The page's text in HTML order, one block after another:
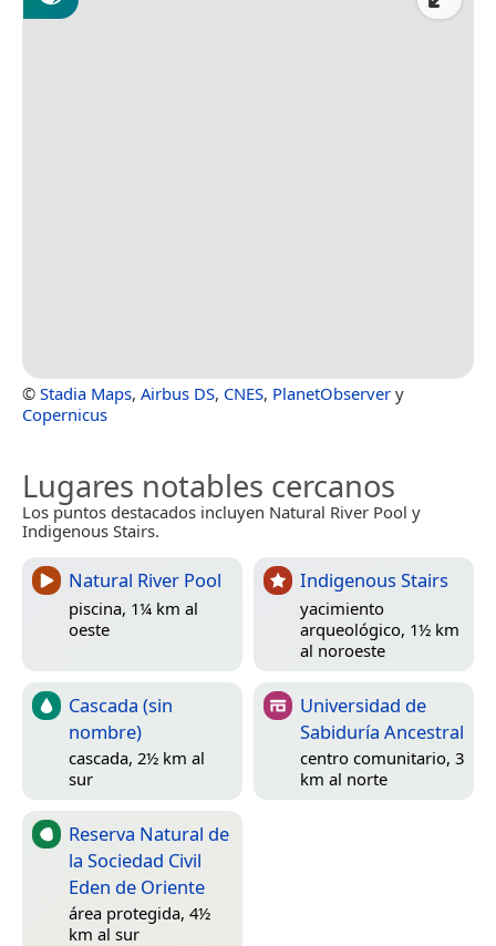
© Stadia Maps, Airbus DS, CNES, PlanetObserver y
Copernicus
Lugares notables cercanos
Los puntos destacados incluyen Natural River Pool y
Indigenous Stairs.
Natural River Pool
piscina, 1¼ km al
oeste
Indigenous Stairs
yacimiento
arqueológico, 1½ km
al noroeste
Cascada (sin
nombre)
cascada, 2½ km al
sur
Universidad de
Sabiduría Ancestral
centro comunitario, 3
km al norte
Reserva Natural de
la Sociedad Civil
Eden de Oriente
área protegida, 4½
km al sur